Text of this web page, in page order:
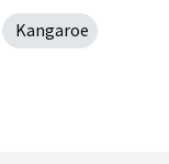
Kangaroe